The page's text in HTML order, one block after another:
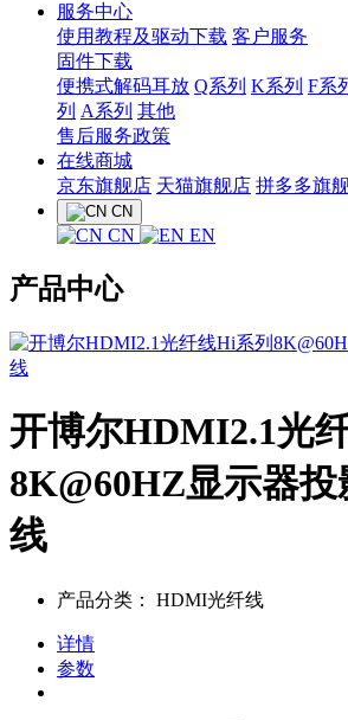
服务中心
使用教程及驱动下载 客户服务
固件下载
便携式解码耳放 Q系列 K系列 F系
列 A系列 其他
售后服务政策
在线商城
京东旗舰店 天猫旗舰店 拼多多旗
CN
CN EN
产品中心
开博尔HDMI2.1光
8K@60HZ显示器
线
产品分类： HDMI光纤线
详情
参数